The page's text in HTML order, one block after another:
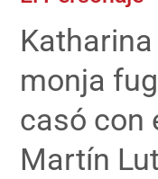
monja
casó con
Martín